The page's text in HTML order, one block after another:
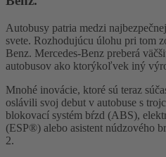
Autobusy patria medzi
svete. Rozhodujúcu úlohu pri tom
Benz. Mercedes-Benz preberá
autobusov ako ktorýkoľvek iný
Mnohé inovácie, ktoré sú teraz
oslávili svoj debut v autobuse s
blokovací systém bŕzd (ABS),
(ESP®) alebo asistent núdzového
2.